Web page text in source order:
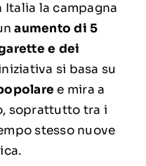
la campagna
aumento di 5
e dei
si basa su
e mira a
soprattutto tra i
stesso nuove